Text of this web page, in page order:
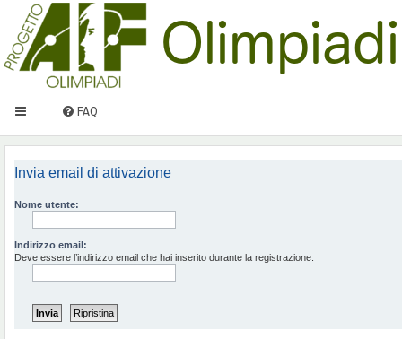
FAQ
Invia email di attivazione
Nome utente:
Indirizzo email:
Deve essere l’indirizzo email che hai inserito durante la registrazione.